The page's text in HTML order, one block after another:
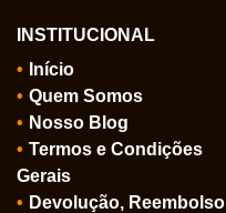
INSTITUCIONAL
Início
Quem Somos
Nosso Blog
Termos e Condições
Gerais
Devolução, Reembolso